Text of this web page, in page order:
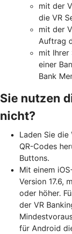
mit der
die VR
mit der
Auftrag
mit Ihrer
einer
Bank
Sie nutzen
nicht?
Laden Sie
QR-Codes
Buttons.
Mit einem
Version 17.6,
oder höher.
der VR
für Android